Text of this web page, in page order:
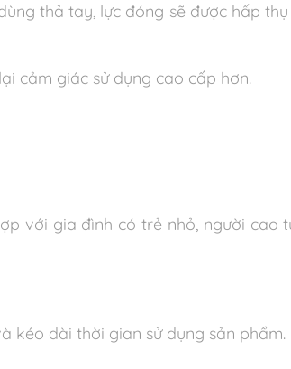
thả tay, lực đóng sẽ được hấp
cảm giác sử dụng cao cấp hơn.
với gia đình có trẻ nhỏ, người cao
kéo dài thời gian sử dụng sản phẩm.